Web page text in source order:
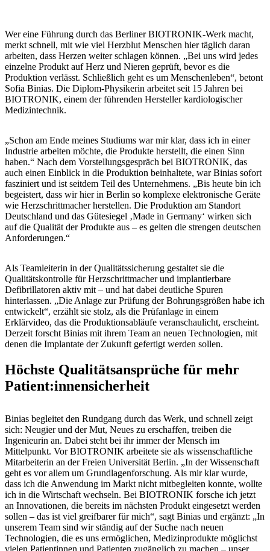
Wer eine Führung durch das Berliner BIOTRONIK-Werk macht,
merkt schnell, mit wie viel Herzblut Menschen hier täglich daran
arbeiten, dass Herzen weiter schlagen können. „Bei uns wird jedes
einzelne Produkt auf Herz und Nieren geprüft, bevor es die
Produktion verlässt. Schließlich geht es um Menschenleben“, betont
Sofia Binias. Die Diplom-Physikerin arbeitet seit 15 Jahren bei
BIOTRONIK, einem der führenden Hersteller kardiologischer
Medizintechnik.
„Schon am Ende meines Studiums war mir klar, dass ich in einer
Industrie arbeiten möchte, die Produkte herstellt, die einen Sinn
haben.“ Nach dem Vorstellungsgespräch bei BIOTRONIK, das
auch einen Einblick in die Produktion beinhaltete, war Binias sofort
fasziniert und ist seitdem Teil des Unternehmens. „Bis heute bin ich
begeistert, dass wir hier in Berlin so komplexe elektronische Geräte
wie Herzschrittmacher herstellen. Die Produktion am Standort
Deutschland und das Gütesiegel ‚Made in Germany‘ wirken sich
auf die Qualität der Produkte aus – es gelten die strengen deutschen
Anforderungen.“
Als Teamleiterin in der Qualitätssicherung gestaltet sie die
Qualitätskontrolle für Herzschrittmacher und implantierbare
Defibrillatoren aktiv mit – und hat dabei deutliche Spuren
hinterlassen. „Die Anlage zur Prüfung der Bohrungsgrößen habe ich
entwickelt“, erzählt sie stolz, als die Prüfanlage in einem
Erklärvideo, das die Produktionsabläufe veranschaulicht, erscheint.
Derzeit forscht Binias mit ihrem Team an neuen Technologien, mit
denen die Implantate der Zukunft gefertigt werden sollen.
Höchste Qualitätsansprüche für mehr
Patient:innensicherheit
Binias begleitet den Rundgang durch das Werk, und schnell zeigt
sich: Neugier und der Mut, Neues zu erschaffen, treiben die
Ingenieurin an. Dabei steht bei ihr immer der Mensch im
Mittelpunkt. Vor BIOTRONIK arbeitete sie als wissenschaftliche
Mitarbeiterin an der Freien Universität Berlin. „In der Wissenschaft
geht es vor allem um Grundlagenforschung. Als mir klar wurde,
dass ich die Anwendung im Markt nicht mitbegleiten konnte, wollte
ich in die Wirtschaft wechseln. Bei BIOTRONIK forsche ich jetzt
an Innovationen, die bereits im nächsten Produkt eingesetzt werden
sollen – das ist viel greifbarer für mich“, sagt Binias und ergänzt: „In
unserem Team sind wir ständig auf der Suche nach neuen
Technologien, die es uns ermöglichen, Medizinprodukte möglichst
vielen Patientinnen und Patienten zugänglich zu machen – unser